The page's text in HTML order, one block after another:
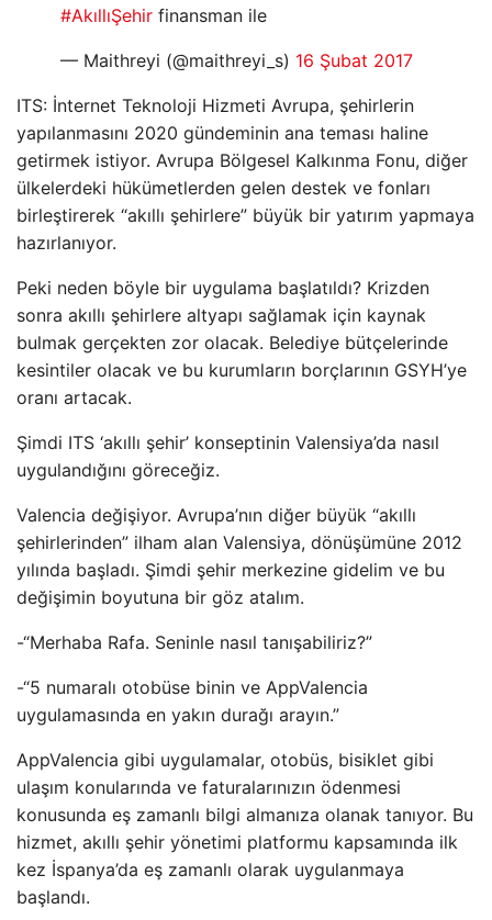
#AkıllıŞehir finansman ile
— Maithreyi (@maithreyi_s) 16 Şubat 2017
ITS: İnternet Teknoloji Hizmeti Avrupa, şehirlerin
yapılanmasını 2020 gündeminin ana teması haline
getirmek istiyor. Avrupa Bölgesel Kalkınma Fonu, diğer
ülkelerdeki hükümetlerden gelen destek ve fonları
birleştirerek “akıllı şehirlere” büyük bir yatırım yapmaya
hazırlanıyor.
Peki neden böyle bir uygulama başlatıldı? Krizden
sonra akıllı şehirlere altyapı sağlamak için kaynak
bulmak gerçekten zor olacak. Belediye bütçelerinde
kesintiler olacak ve bu kurumların borçlarının GSYH’ye
oranı artacak.
Şimdi ITS ‘akıllı şehir’ konseptinin Valensiya’da nasıl
uygulandığını göreceğiz.
Valencia değişiyor. Avrupa’nın diğer büyük “akıllı
şehirlerinden” ilham alan Valensiya, dönüşümüne 2012
yılında başladı. Şimdi şehir merkezine gidelim ve bu
değişimin boyutuna bir göz atalım.
-“Merhaba Rafa. Seninle nasıl tanışabiliriz?”
-“5 numaralı otobüse binin ve AppValencia
uygulamasında en yakın durağı arayın.”
AppValencia gibi uygulamalar, otobüs, bisiklet gibi
ulaşım konularında ve faturalarınızın ödenmesi
konusunda eş zamanlı bilgi almanıza olanak tanıyor. Bu
hizmet, akıllı şehir yönetimi platformu kapsamında ilk
kez İspanya’da eş zamanlı olarak uygulanmaya
başlandı.